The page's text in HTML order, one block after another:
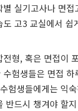
실기고사나 면접
도 고3 교실에서 쉽
전형, 혹은 면접이
험생들은 면접 하
험생들에게는 익
반드시 챙겨야 할